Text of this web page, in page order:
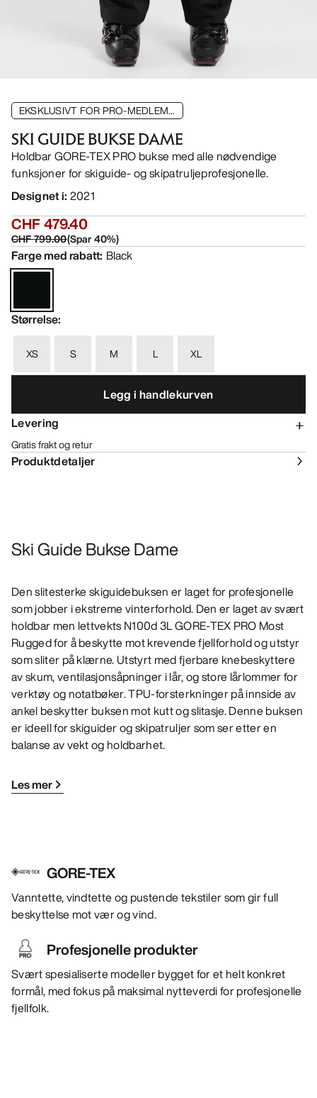
EKSKLUSIVT FOR PRO-MEDLEM...
SKI GUIDE BUKSE DAME
Holdbar GORE-TEX PRO bukse med alle nødvendige
funksjoner for skiguide- og skipatruljeprofesjonelle.
Designet i: 2021
CHF 479.40
CHF 799.00(Spar40%)
Farge med rabatt: Black
Størrelse:
XS S M L XL
Legg i handlekurven
Levering
Gratis frakt og retur
Produktdetaljer
Ski Guide Bukse Dame
Den slitesterke skiguidebuksen er laget for profesjonelle
som jobber i ekstreme vinterforhold. Den er laget av svært
holdbar men lettvekts N100d 3L GORE-TEX PRO Most
Rugged for å beskytte mot krevende fjellforhold og utstyr
som sliter på klærne. Utstyrt med fjerbare knebeskyttere
av skum, ventilasjonsåpninger i lår, og store lårlommer for
verktøy og notatbøker. TPU-forsterkninger på innside av
ankel beskytter buksen mot kutt og slitasje. Denne buksen
er ideell for skiguider og skipatruljer som ser etter en
balanse av vekt og holdbarhet.
Les mer
GORE-TEX
Vanntette, vindtette og pustende tekstiler som gir full
beskyttelse mot vær og vind.
Profesjonelle produkter
Svært spesialiserte modeller bygget for et helt konkret
formål, med fokus på maksimal nytteverdi for profesjonelle
fjellfolk.